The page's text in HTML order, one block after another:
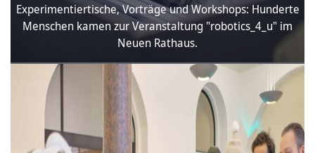
Experimentiertische, Vorträge und Workshops: Hunderte
Menschen kamen zur Veranstaltung "robotics_4_u" im
Neuen Rathaus.